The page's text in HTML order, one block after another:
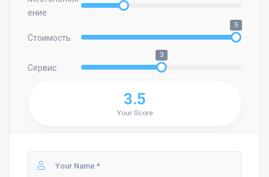
ение
Стоимость
5
Сервис
3
3.5
Your Score